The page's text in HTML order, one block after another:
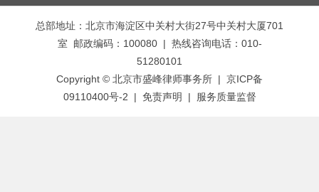
章
总部地址：北京市海淀区中关村大街27号中关村大厦701
室 邮政编码：100080 | 热线咨询电话：010-
51280101
Copyright © 北京市盛峰律师事务所 | 京ICP备
09110400号-2 | 免责声明 | 服务质量监督